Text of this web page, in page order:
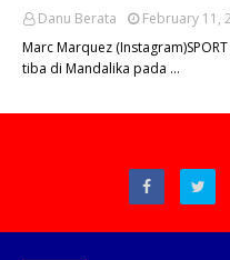
Danu Berata
February 11,
Marc Marquez
tiba di Mandalika pada …